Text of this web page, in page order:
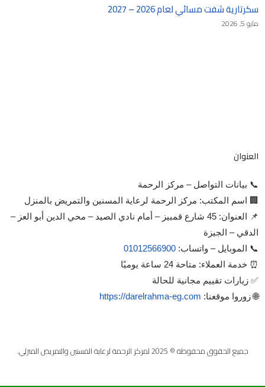
سكرتارية شفت مسائي لعام 2026 – 2027
مايو 5, 2026
العنوان
📞 بيانات التواصل – مركز الرحمة
🏢 اسم المكتب: مركز الرحمة لرعاية المسنين والتمريض بالمنزل
📌 العنوان: 45 شارع قمبيز – أمام نادي الصيد – محي الدين أبو العز –
الدقي – الجيزة
📞 الموبايل – واتساب:01012566900
⏰ خدمة العملاء: متاحة 24 ساعة يوميًا
✅ زيارات تقييم مجانية للحالة
🌐 زوروا موقعنا: https://darelrahma-eg.com
جميع الحقوق محفوظة © 2025 لمركز الرحمة لرعاية المسنين والتمريض المنزلي.